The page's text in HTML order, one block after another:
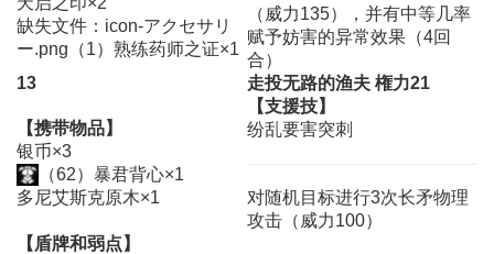
缺失文件：icon-アクセサリ
ー.png（1）熟练药师之证×1
（威力135），并有中等几率
赋予妨害的异常效果（4回
合）
13
走投无路的渔夫 権力21
【携带物品】
银币×3
（62）暴君背心×1
多尼艾斯克原木×1
【支援技】
纷乱要害突刺
对随机目标进行3次长矛物理
攻击（威力100）
【盾牌和弱点】